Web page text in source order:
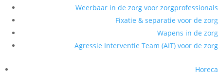
Weerbaar in de zorg voor zorgprofessionals
Fixatie & separatie voor de zorg
Wapens in de zorg
Agressie Interventie Team (AIT) voor de zorg
Horeca